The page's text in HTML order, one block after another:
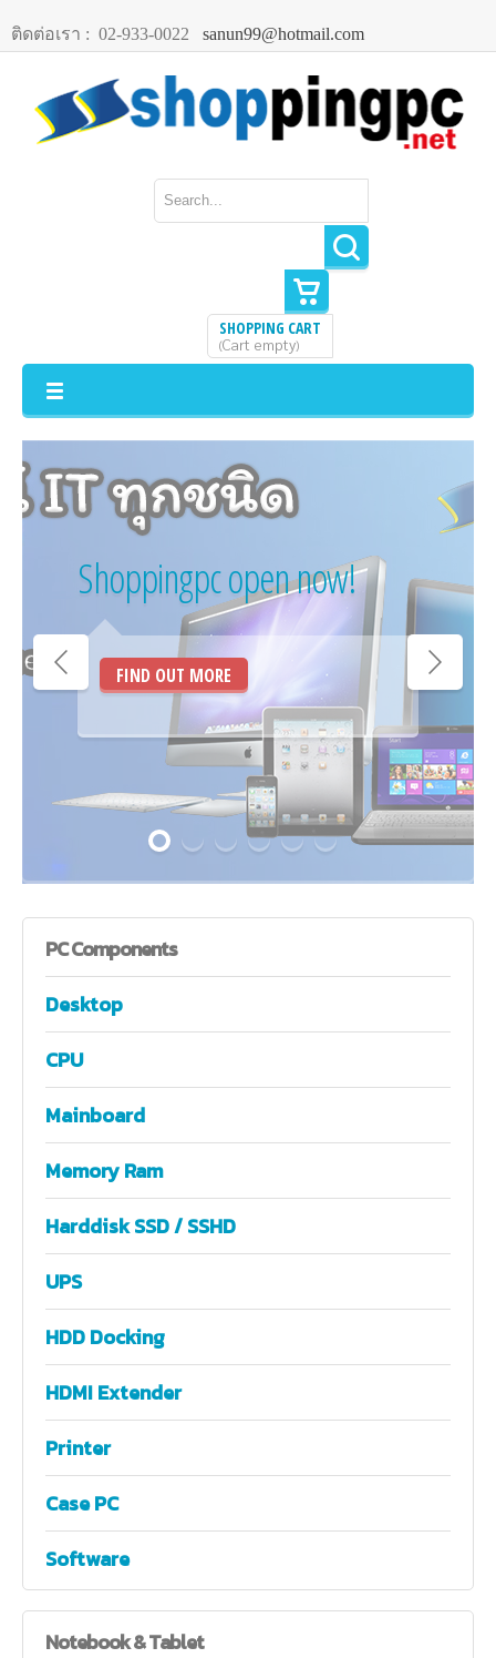
ติดต่อเรา : 02-933-0022 sanun99@hotmail.com
SHOPPING CART
(Cart empty)
Shoppingpc open now!
FIND OUT MORE
PCComponents
Desktop
CPU
Mainboard
Memory Ram
Harddisk SSD / SSHD
UPS
HDD Docking
HDMI Extender
Printer
Case PC
Software
Notebook& Tablet